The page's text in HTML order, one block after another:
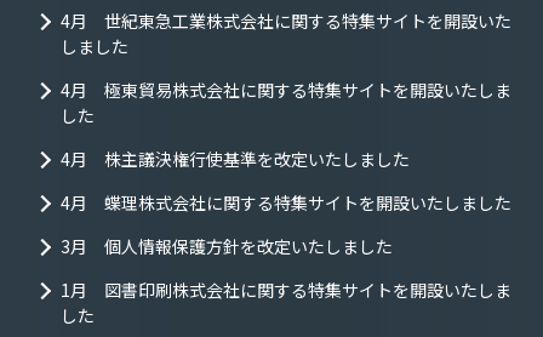
4月 世紀東急工業株式会社に関する特集サイトを開設いた
しました
4月 極東貿易株式会社に関する特集サイトを開設いたしま
した
4月 株主議決権行使基準を改定いたしました
4月 蝶理株式会社に関する特集サイトを開設いたしました
3月 個人情報保護方針を改定いたしました
1月 図書印刷株式会社に関する特集サイトを開設いたしま
した